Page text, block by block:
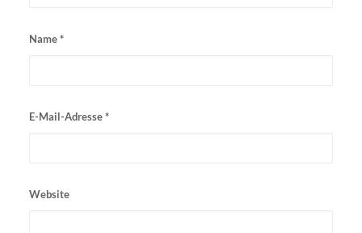
Name*
E-Mail-Adresse*
Website